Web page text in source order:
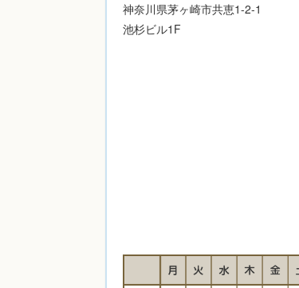
神奈川県茅ヶ崎市共恵1-2-1
池杉ビル1F